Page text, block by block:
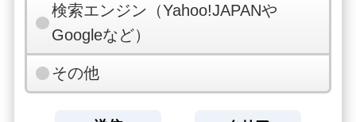
検索エンジン（Yahoo!JAPANや
Googleなど）
その他